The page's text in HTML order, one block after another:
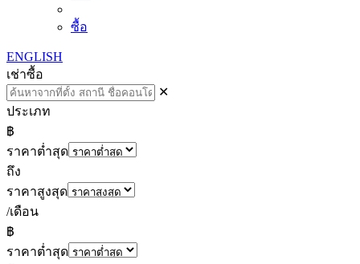
ซื้อ
ENGLISH
เช่าซื้อ
✕
ประเภท
฿
ราคาต่ำสุด
ถึง
ราคาสูงสุด
/เดือน
฿
ราคาต่ำสุด